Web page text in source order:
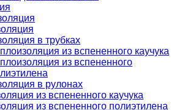
в трубках
из вспененного каучука
из вспененного
в рулонах
из вспененного каучука
из вспененного полиэтилена